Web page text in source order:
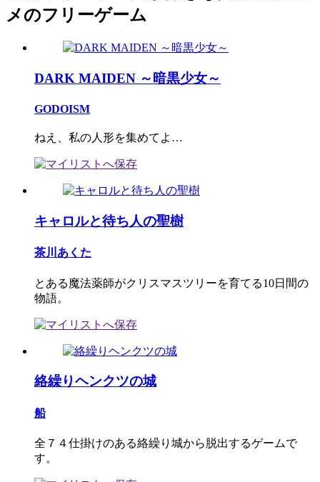
メのフリーゲーム
DARK MAIDEN ～暗黒少女～
GODOISM
ねえ、私の人形を集めてよ…
キャロルと待ち人の聖樹
茶川あくた
とある魔法薬師がクリスマスツリーを育てる10日間の
物語。
絡繰りヘンクツの城
船
全７４仕掛けのある絡繰り城から脱出するゲームで
す。